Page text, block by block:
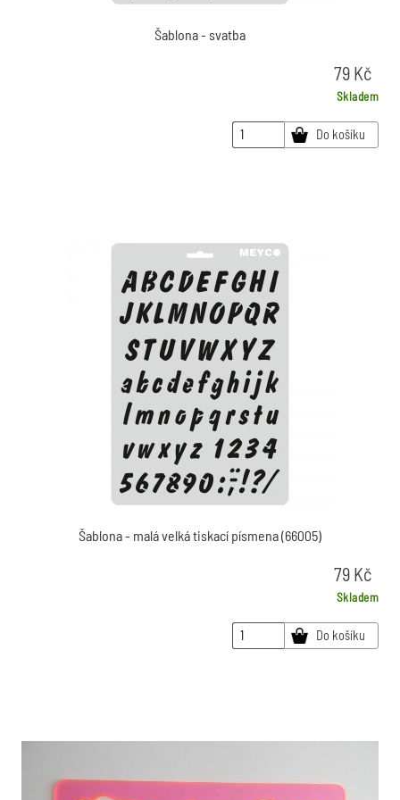
Šablona - svatba
79Kč
Skladem
Do košíku
Šablona - malá velká tiskací písmena (66005)
79Kč
Skladem
Do košíku